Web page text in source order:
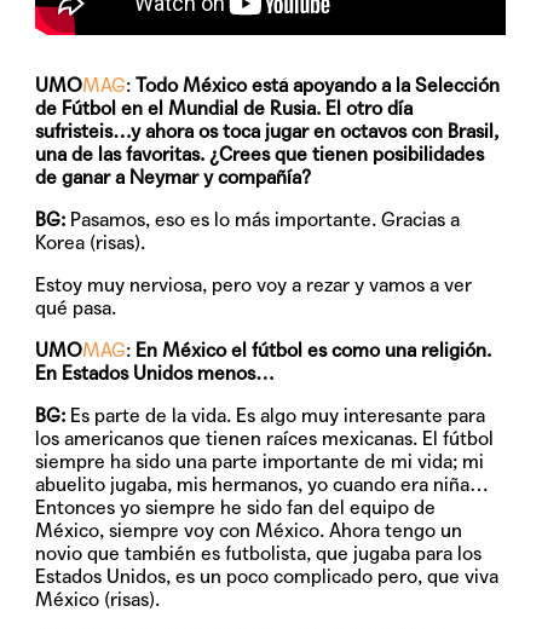
UMOMAG:Todo México está apoyando a la Selección
de Fútbol en el Mundial de Rusia. El otro día
sufristeis…y ahora os toca jugar en octavos con Brasil,
una de las favoritas. ¿Crees que tienen posibilidades
de ganar a Neymar y compañía?
BG: Pasamos, eso es lo más importante. Gracias a
Korea (risas).
Estoy muy nerviosa, pero voy a rezar y vamos a ver
qué pasa.
UMOMAG: En México el fútbol es como una religión.
En Estados Unidos menos…
BG: Es parte de la vida. Es algo muy interesante para
los americanos que tienen raíces mexicanas. El fútbol
siempre ha sido una parte importante de mi vida; mi
abuelito jugaba, mis hermanos, yo cuando era niña…
Entonces yo siempre he sido fan del equipo de
México, siempre voy con México. Ahora tengo un
novio que también es futbolista, que jugaba para los
Estados Unidos, es un poco complicado pero, que viva
México (risas).